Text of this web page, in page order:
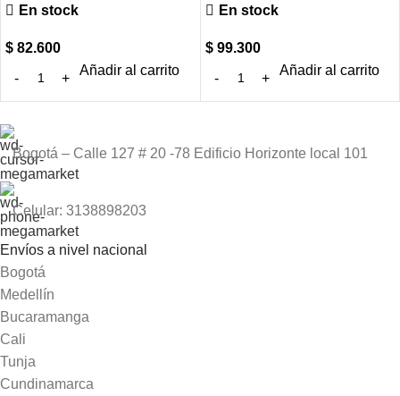
En stock
$ 82.600
Añadir al carrito
En stock
$99.300
Añadir al carrito
Bogotá – Calle 127 # 20 -78 Edificio Horizonte local 101
Celular: 3138898203
Envíos a nivel nacional
Bogotá
Medellín
Bucaramanga
Cali
Tunja
Cundinamarca